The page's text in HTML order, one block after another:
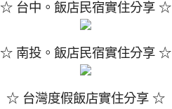
☆ 台中。飯店民宿實住分享 ☆
☆ 南投。飯店民宿實住分享 ☆
☆ 台灣度假飯店實住分享 ☆